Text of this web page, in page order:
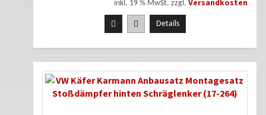
inkl. 19 % MwSt. zzgl.
Details